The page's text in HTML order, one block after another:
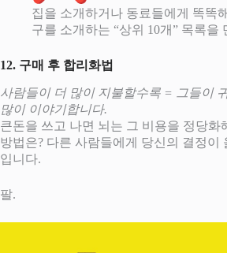
집을 소개하거나 동료들에게 똑똑
구를 소개하는 “상위 10개” 목록을
12. 구매 후 합리화법
사람들이 더 많이 지불할수록 = 그들이
많이 이야기합니다.
큰돈을 쓰고 나면 뇌는 그 비용을 정당화
방법은? 다른 사람들에게 당신의 결정이
입니다.
팔.